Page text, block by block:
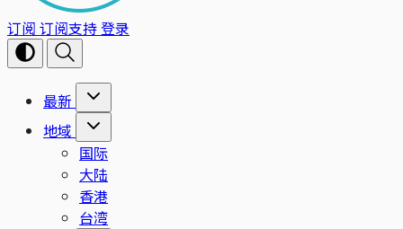
订阅 订阅支持登录
最新
地域
国际
大陆
香港
台湾